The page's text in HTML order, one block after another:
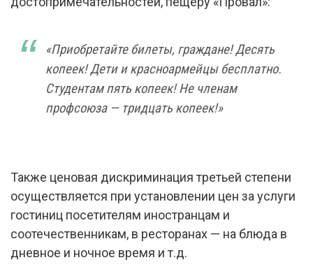
«Приобретайте билеты, граждане! Десять
копеек! Дети и красноармейцы бесплатно.
Студентам пять копеек! Не членам
профсоюза — тридцать копеек!»
Также ценовая дискриминация третьей степени
осуществляется при установлении цен за услуги
гостиниц посетителям иностранцам и
соотечественникам, в ресторанах — на блюда в
дневное и ночное время и т.д.